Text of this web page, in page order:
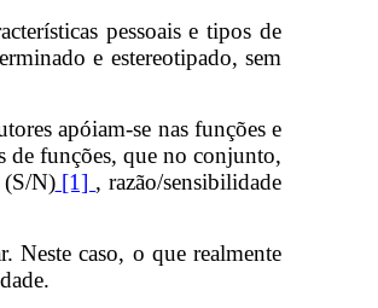
pessoais e tipos de
e estereotipado, sem
apóiam-se nas funções e
de funções, que no conjunto,
(S/N)[1] , razão/sensibilidade
Neste caso, o que realmente